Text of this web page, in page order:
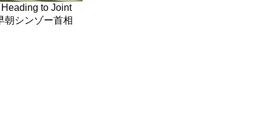
to Joint
朝シンゾー首相